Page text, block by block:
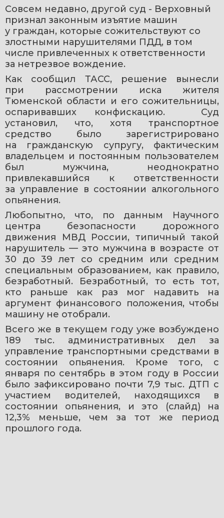
Совсем недавно, другой суд - Верховный
признал законным изъятие машин
у граждан, которые сожительствуют со
злостными нарушителями ПДД, в том
числе привлеченных к ответственности
за нетрезвое вождение.
Как сообщил ТАСС, решение вынесли
при рассмотрении иска жителя
Тюменской области и его сожительницы,
оспаривавших конфискацию.  Суд
установил, что, хотя транспортное
средство было зарегистрировано
на гражданскую супругу, фактическим
владельцем и постоянным пользователем
был мужчина, неоднократно
привлекавшийся к ответственности
за управление в состоянии алкогольного
опьянения.
Любопытно, что, по данным Научного
центра безопасности дорожного
движения МВД России, типичный такой
нарушитель — это мужчина в возрасте от
30 до 39 лет со средним или средним
специальным образованием, как правило,
безработный. Безработный, то есть тот,
кто раньше как раз мог надавить на
аргумент финансового положения, чтобы
машину не отобрали.
Всего же в текущем году уже возбуждено
189 тыс. административных дел за
управление транспортными средствами в
состоянии опьянения. Кроме того, с
января по сентябрь в этом году в России
было зафиксировано почти 7,9 тыс. ДТП с
участием водителей, находящихся в
состоянии опьянения, и это (слайд) на
12,3% меньше, чем за тот же период
прошлого года.